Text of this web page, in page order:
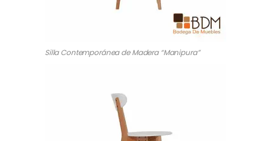
Silla Contemporánea de Madera “Manipura”